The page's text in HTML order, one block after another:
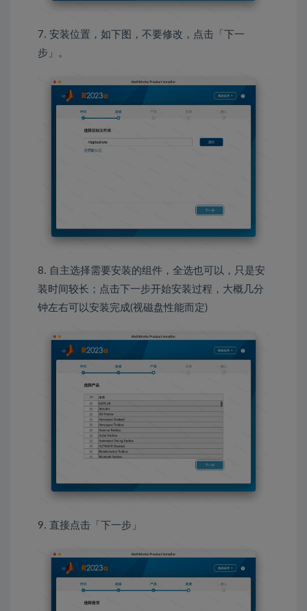
7. 安装位置，如下图，不要修改，点击「下一
步」。
8. 自主选择需要安装的组件，全选也可以，只是安
装时间较长；点击下一步开始安装过程，大概几分
钟左右可以安装完成(视磁盘性能而定)
9. 直接点击「下一步」